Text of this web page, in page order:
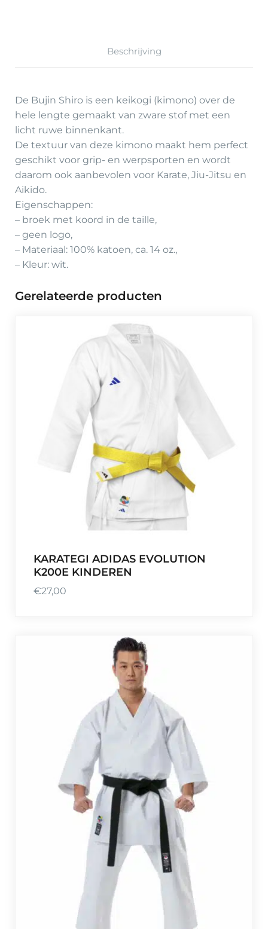
Beschrijving
De Bujin Shiro is een keikogi (kimono) over de
hele lengte gemaakt van zware stof met een
licht ruwe binnenkant.
De textuur van deze kimono maakt hem perfect
geschikt voor grip- en werpsporten en wordt
daarom ook aanbevolen voor Karate, Jiu-Jitsu en
Aikido.
Eigenschappen:
– broek met koord in de taille,
– geen logo,
– Materiaal: 100% katoen, ca. 14 oz.,
– Kleur: wit.
Gerelateerde producten
KARATEGI ADIDAS EVOLUTION
K200E KINDEREN
€27,00